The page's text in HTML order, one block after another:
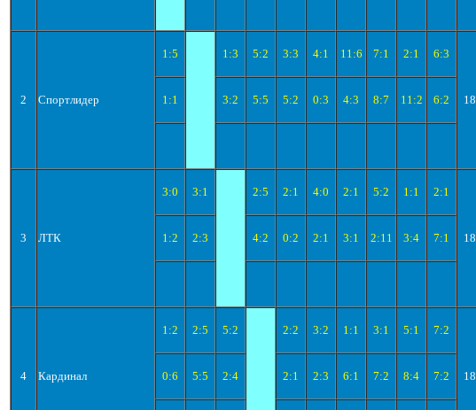
2 Спортлидер
1:5 1:3 5:2 3:3 4:1 11:6 7:1 2:1 6:3
18
1:1 3:2 5:5 5:2 0:3 4:3 8:7 11:2 6:2
3 ЛТК
3:0 3:1 2:5 2:1 4:0 2:1 5:2 1:1 2:1
18
1:2 2:3 4:2 0:2 2:1 3:1 2:11 3:4 7:1
4 Кардинал
1:2 2:5 5:2 2:2 3:2 1:1 3:1 5:1 7:2
18
0:6 5:5 2:4 2:1 2:3 6:1 7:2 8:4 7:2